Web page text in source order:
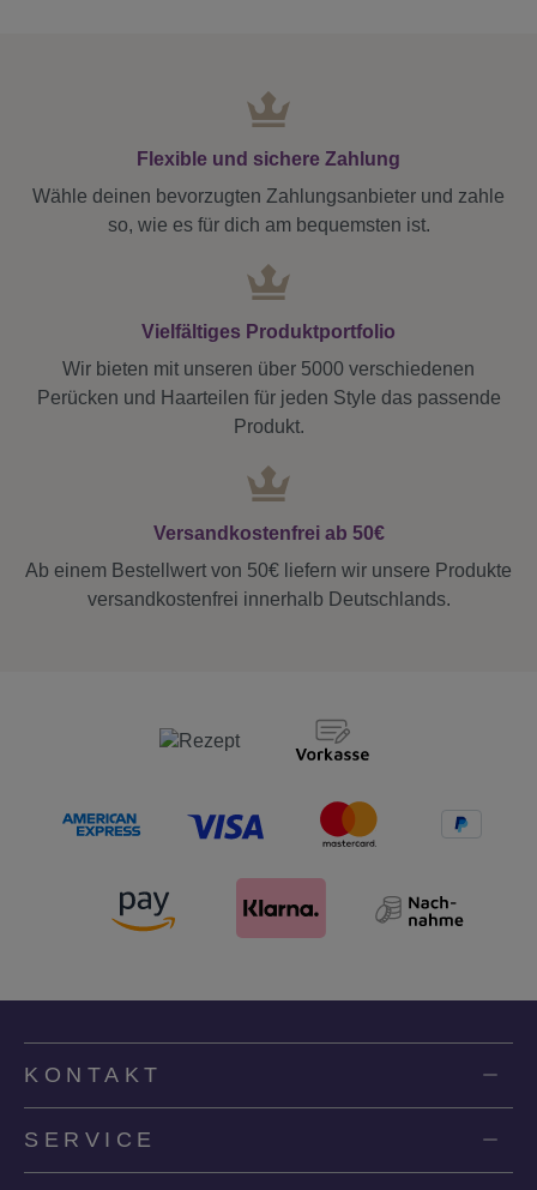
Flexible und sichere Zahlung
Wähle deinen bevorzugten Zahlungsanbieter und zahle
so, wie es für dich am bequemsten ist.
Vielfältiges Produktportfolio
Wir bieten mit unseren über 5000 verschiedenen
Perücken und Haarteilen für jeden Style das passende
Produkt.
Versandkostenfrei ab 50€
Ab einem Bestellwert von 50€ liefern wir unsere Produkte
versandkostenfrei innerhalb Deutschlands.
KONTAKT
SERVICE